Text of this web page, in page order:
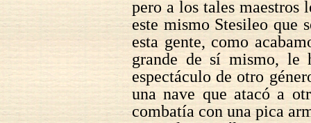
pero a los tales maestros
este mismo Stesileo que
esta gente, como
grande de sí mismo, le
espectáculo de otro
una nave que atacó a
combatía con una pica